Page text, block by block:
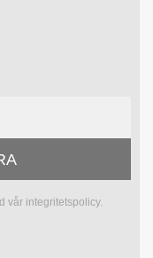
vår integritetspolicy.